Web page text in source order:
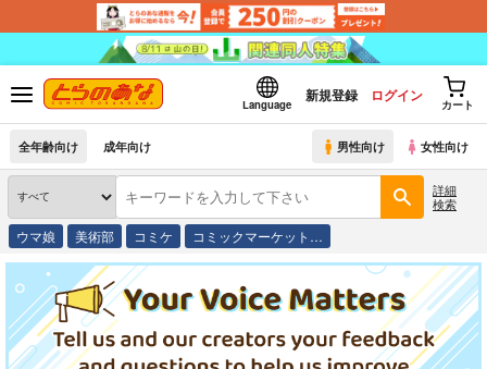
Language
新規登録 ログイン
カート
全年齢向け 成年向け 男性向け 女性向け
詳細
検索
ウマ娘 美術部 コミケ コミックマーケット…